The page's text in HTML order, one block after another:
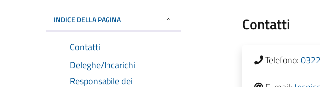
INDICE DELLA PAGINA
Contatti
Deleghe/Incarichi
Responsabile dei
Contatti
Telefono: